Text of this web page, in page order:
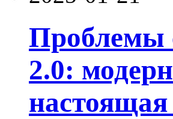
Проблемы
2.0: